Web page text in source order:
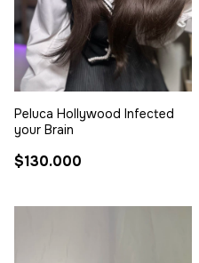
Peluca Hollywood Infected
your Brain
$130.000